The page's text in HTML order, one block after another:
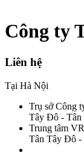
Công ty
Liên hệ
Tại Hà Nội
Trụ sở Công
Tây Đô - Tân
Trung tâm
Tân Tây Đô -